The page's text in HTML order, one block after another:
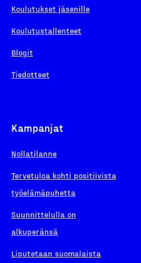
Koulutukset jäsenille
Koulutustallenteet
Blogit
Tiedotteet
Kampanjat
Nollatilanne
Tervetuloa kohti positiivista
työelämäpuhetta
Suunnittelulla on
alkuperänsä
Liputetaan suomalaista